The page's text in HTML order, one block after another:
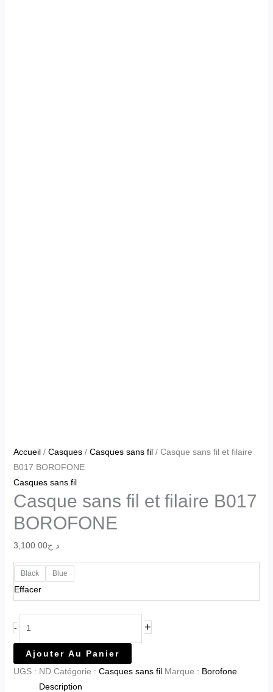
Accueil/ Casques/ Casques sans fil/ Casque sans fil et filaire
B017 BOROFONE
Casques sans fil
Casque sans fil et filaire B017
BOROFONE
د.ج3,100.00
Black Blue
Effacer
- +
Ajouter Au Panier
UGS : ND Catégorie : Casques sans fil Marque : Borofone
Description